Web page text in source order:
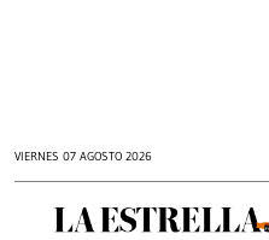
VIERNES 07 AGOSTO 2026